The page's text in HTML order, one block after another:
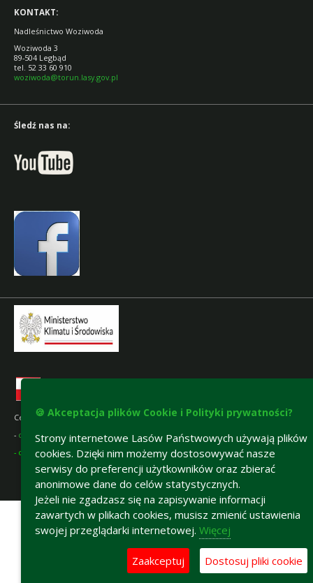
KONTAKT:
Nadleśnictwo Woziwoda
Woziwoda 3
89-504 Legbąd
tel. 52 33 60 910
woziwoda@torun.lasy.gov.pl
Śledź nas na:
Certyfikaty gospodarki leśnej:
- certyfikat FSC ®
- certyfikat PEFC
Deklaracja dostępności
🍪 Akceptacja plików Cookie i Polityki prywatności?
Strony internetowe Lasów Państwowych używają plików
cookies. Dzięki nim możemy dostosowywać nasze
serwisy do preferencji użytkowników oraz zbierać
anonimowe dane do celów statystycznych.
Jeżeli nie zgadzasz się na zapisywanie informacji
zawartych w plikach cookies, musisz zmienić ustawienia
swojej przeglądarki internetowej. Więcej
Zaakceptuj Dostosuj pliki cookie